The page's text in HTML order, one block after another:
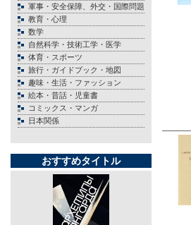
軍事・安全保障、外交・国際問題
教育・心理
数学
自然科学・技術工学・医学
体育・スポーツ
旅行・ガイドブック・地図
趣味・生活・ファッション
絵本・昔話・児童書
コミックス・マンガ
日本関係
おすすめタイトル